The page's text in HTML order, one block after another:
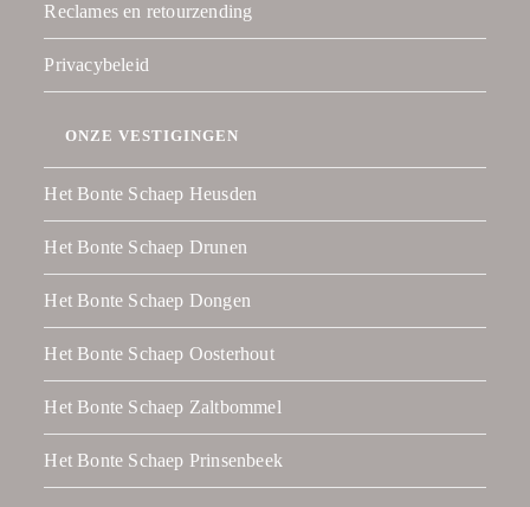
Reclames en retourzending
Privacybeleid
ONZE VESTIGINGEN
Het Bonte Schaep Heusden
Het Bonte Schaep Drunen
Het Bonte Schaep Dongen
Het Bonte Schaep Oosterhout
Het Bonte Schaep Zaltbommel
Het Bonte Schaep Prinsenbeek